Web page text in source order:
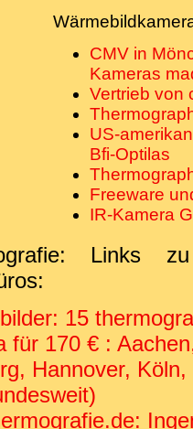
CMV in
Kameras
Vertrieb von
US-
Bfi-Optilas
Freeware
IR-Kamera
Links
15
für 170 € :
Hannover,